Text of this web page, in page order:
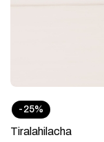
-25%
Tiralahilacha